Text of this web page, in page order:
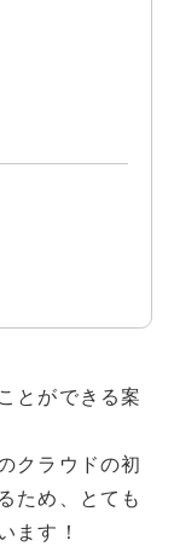
とができる案
クラウドの初
ため、とても
ます！